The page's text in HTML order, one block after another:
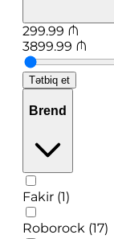
299.99 ₼
3899.99 ₼
Tətbiq et
Brend
Fakir (1)
Roborock (17)